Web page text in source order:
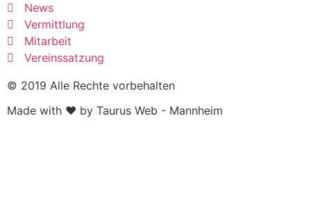
News
Vermittlung
Mitarbeit
Vereinssatzung
© 2019 Alle Rechte vorbehalten
Made with ❤ by Taurus Web - Mannheim